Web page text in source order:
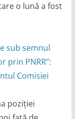
o lună a fost
sub semnul
prin PNRR”:
Comisiei
poziției